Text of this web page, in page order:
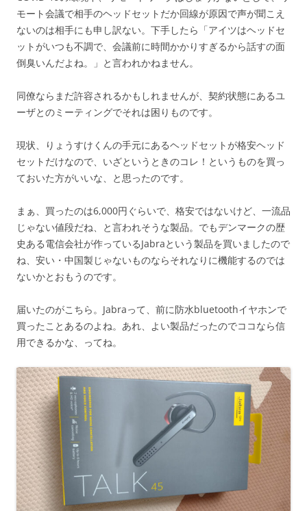
モート会議で相手のヘッドセットだか回線が原因で声が聞こえ
ないのは相手にも申し訳ない。下手したら「アイツはヘッドセ
ットがいつも不調で、会議前に時間かかりすぎるから話すの面
倒臭いんだよね。」と言われかねません。
同僚ならまだ許容されるかもしれませんが、契約状態にあるユ
ーザとのミーティングでそれは困りものです。
現状、りょうすけくんの手元にあるヘッドセットが格安ヘッド
セットだけなので、いざというときのコレ！というものを買っ
ておいた方がいいな、と思ったのです。
まぁ、買ったのは6,000円ぐらいで、格安ではないけど、一流品
じゃない値段だね、と言われそうな製品。でもデンマークの歴
史ある電信会社が作っているJabraという製品を買いましたので
ね、安い・中国製じゃないものならそれなりに機能するのでは
ないかとおもうのです。
届いたのがこちら。Jabraって、前に防水bluetoothイヤホンで
買ったことあるのよね。あれ、よい製品だったのでココなら信
用できるかな、ってね。